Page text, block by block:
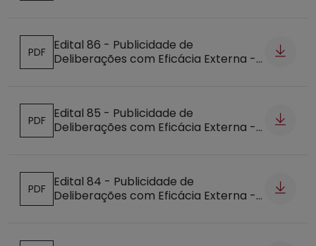
Abre num novo separador
PDF
Edital 86 - Publicidade de
Deliberações com Eficácia Externa -
Abre num novo separador
PDF
Edital 85 - Publicidade de
Deliberações com Eficácia Externa -
Abre num novo separador
PDF
Edital 84 - Publicidade de
Deliberações com Eficácia Externa -